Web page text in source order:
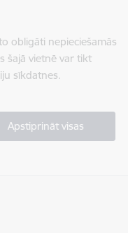
obligāti nepieciešamās
šajā vietnē var tikt
sīkdatnes.
Apstiprināt visas